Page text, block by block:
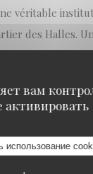
вам
активировать
использование
véritable
des Halles.